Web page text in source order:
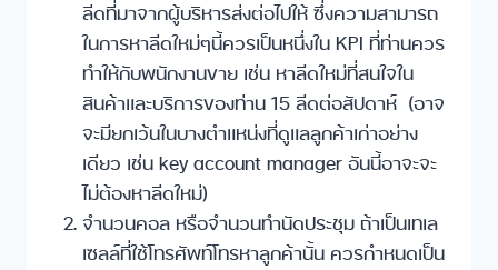
ลีดที่มาจากผู้บริหารส่งต่อไปให้ ซึ่งความสามารถ
ในการหาลีดใหม่ๆนี้ควรเป็นหนึ่งใน KPI ที่ท่านควร
ทำให้กับพนักงานขาย เช่น หาลีดใหม่ที่สนใจใน
สินค้าและบริการของท่าน 15 ลีดต่อสัปดาห์ (อาจ
จะมียกเว้นในบางตำแหน่งที่ดูแลลูกค้าเก่าอย่าง
เดียว เช่น key account manager อันนี้อาจะจะ
ไม่ต้องหาลีดใหม่)
จำนวนคอล หรือจำนวนทำนัดประชุม ถ้าเป็นเทเล
เซลล์ที่ใช้โทรศัพท์โทรหาลูกค้านั้น ควรกำหนดเป็น